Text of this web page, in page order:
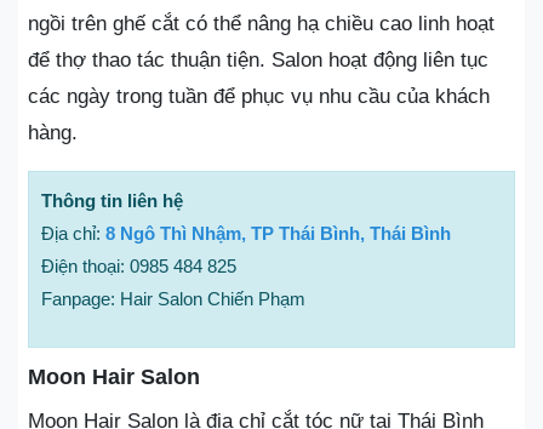
ngồi trên ghế cắt có thể nâng hạ chiều cao linh hoạt
để thợ thao tác thuận tiện. Salon hoạt động liên tục
các ngày trong tuần để phục vụ nhu cầu của khách
hàng.
Thông tin liên hệ
Địa chỉ: 8 Ngô Thì Nhậm, TP Thái Bình, Thái Bình
Điện thoại: 0985 484 825
Fanpage: Hair Salon Chiến Phạm
Moon Hair Salon
Moon Hair Salon là địa chỉ cắt tóc nữ tại Thái Bình